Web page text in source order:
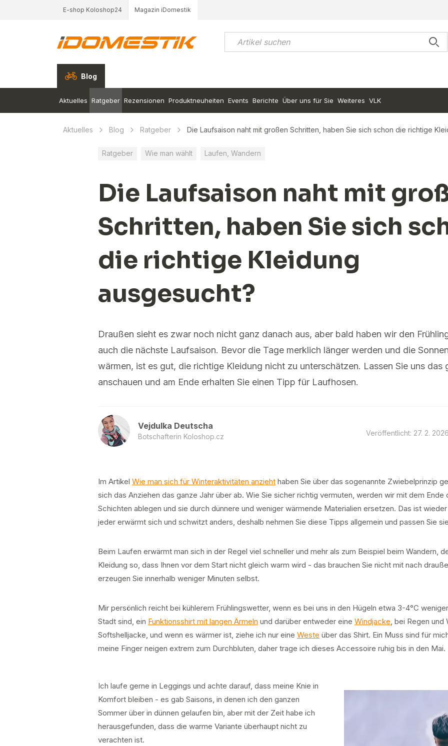
E-shop Koloshop24 Magazin iDomestik
Blog
Aktuelles Ratgeber Rezensionen Produktneuheiten Events Berichte Über uns für Sie Weiteres VLK
Aktuelles Blog Ratgeber Die Laufsaison naht mit großen Schritten, haben Sie sich schon die richtige
Ratgeber Wie man wählt Laufen, Wandern
Die Laufsaison naht mit
Schritten, haben Sie sich
die richtige Kleidung
ausgesucht?
Draußen sieht es zwar noch nicht ganz danach aus, aber bald haben wir den
auch die nächste Laufsaison. Bevor die Tage merklich länger werden und die
wärmen, ist es gut, die richtige Kleidung nicht zu unterschätzen. Lassen Sie uns das
anschauen und am Ende erhalten Sie einen Tipp für Laufhosen.
Vejdulka Deutscha
Botschafterin Koloshop.cz Veröffentlicht: 27. 2.
Im Artikel Wie man sich für Winteraktivitäten anzieht haben Sie über das sogenannte Zwiebelprinzip
sich das Anziehen das ganze Jahr über ab. Wie Sie sicher richtig vermuten, werden wir mit dem Ende
Schichten ablegen und sie durch dünnere und weniger wärmende Materialien ersetzen. Das ist
jeder erwärmt sich und schwitzt anders, deshalb nehmen Sie diese Tipps allgemein und passen Sie
Beim Laufen erwärmt man sich in der Regel viel schneller und mehr als zum Beispiel beim Wandern,
Kleidung so, dass Ihnen vor dem Start nicht gleich warm wird - das brauchen Sie nicht mit nach
erzeugen Sie innerhalb weniger Minuten selbst.
Mir persönlich reicht bei kühlerem Frühlingswetter, wenn es bei uns in den Hügeln etwa 3-4°C
Stadt sind, ein Funktionsshirt mit langen Ärmeln und darüber entweder eine Windjacke, bei Regen und
Softshelljacke, und wenn es wärmer ist, ziehe ich nur eine Weste über das Shirt. Ein Muss sind für
meine Finger neigen extrem zum Durchbluten, daher trage ich dieses Accessoire ruhig bis in den Mai.
Ich laufe gerne in Leggings und achte darauf, dass meine Knie in
Komfort bleiben - es gab Saisons, in denen ich den ganzen
Sommer über in dünnen gelaufen bin, aber mit der Zeit habe ich
herausgefunden, dass die warme Variante überhaupt nicht zu
verachten ist.